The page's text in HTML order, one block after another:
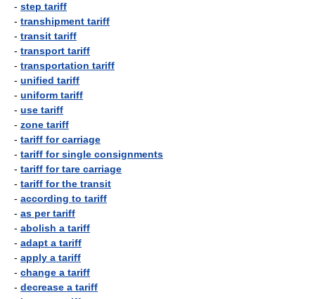
- step tariff
- transhipment tariff
- transit tariff
- transport tariff
- transportation tariff
- unified tariff
- uniform tariff
- use tariff
- zone tariff
- tariff for carriage
- tariff for single consignments
- tariff for tare carriage
- tariff for the transit
- according to tariff
- as per tariff
- abolish a tariff
- adapt a tariff
- apply a tariff
- change a tariff
- decrease a tariff